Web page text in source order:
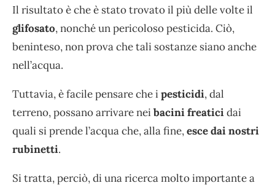
Il risultato è che è stato trovato il più delle volte il
glifosato, nonché un pericoloso pesticida. Ciò,
beninteso, non prova che tali sostanze siano anche
nell’acqua.
Tuttavia, è facile pensare che ipesticidi, dal
terreno, possano arrivare neibacini freaticidai
quali si prende l’acqua che, alla fine,esce dai nostri
rubinetti.
Si tratta, perciò, di una ricerca molto importante a